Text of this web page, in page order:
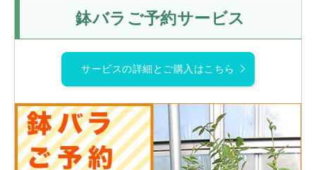
鉢バラご予約サービス
サービスの詳細とご購入はこちら